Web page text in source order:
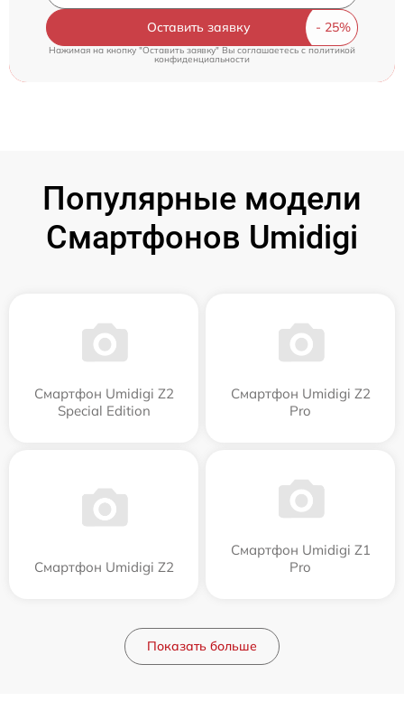
Оставить заявку
Нажимая на кнопку "Оставить заявку" Вы соглашаетесь c политикой
конфиденциальности
Популярные модели
Смартфонов Umidigi
Смартфон Umidigi Z2
Special Edition
Смартфон Umidigi Z2
Pro
Смартфон Umidigi Z2
Смартфон Umidigi Z1
Pro
Показать больше